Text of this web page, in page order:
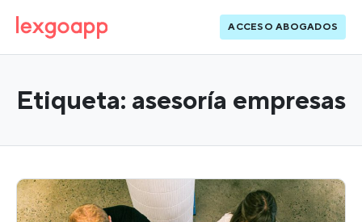
ACCESO ABOGADOS
Etiqueta: asesoría empresas